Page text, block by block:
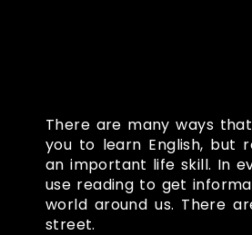
There are many ways
you to learn English, but
an important life skill. In
use reading to get
world around us. There
street.